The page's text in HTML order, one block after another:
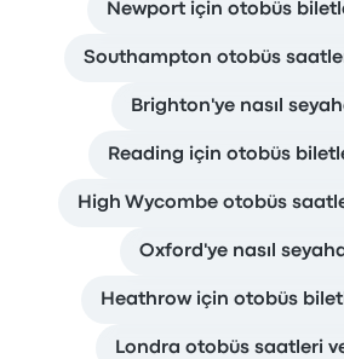
Newport için otobüs
Southampton otobüs
Brighton'ye nasıl
Reading için otobüs
High Wycombe otobüs
Oxford'ye nasıl
Heathrow için otobüs
Londra otobüs saatleri